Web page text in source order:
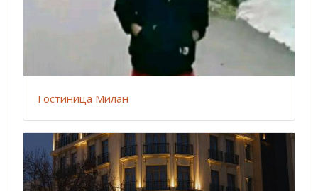
Гостиница Милан